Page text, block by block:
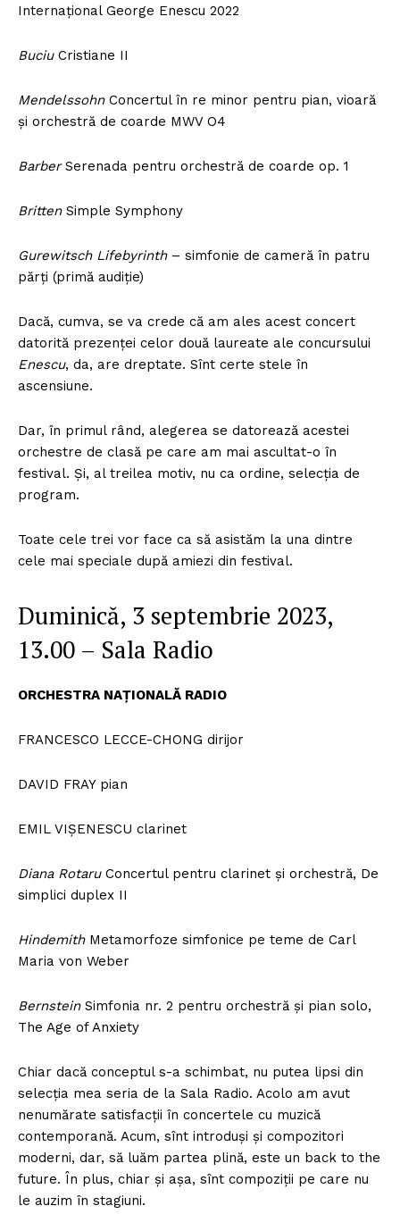
Internațional George Enescu 2022
Buciu Cristiane II
MendelssohnConcertul în re minor pentru pian, vioară
și orchestră de coarde MWV O4
BarberSerenada pentru orchestră de coarde op. 1
Britten Simple Symphony
Gurewitsch Lifebyrinth– simfonie de cameră în patru
părți (primă audiție)
Dacă, cumva, se va crede că am ales acest concert
datorită prezenței celor două laureate ale concursului
Enescu, da, are dreptate. Sînt certe stele în
ascensiune.
Dar, în primul rând, alegerea se datorează acestei
orchestre de clasă pe care am mai ascultat-o în
festival. Și, al treilea motiv, nu ca ordine, selecția de
program.
Toate cele trei vor face ca să asistăm la una dintre
cele mai speciale după amiezi din festival.
Duminică, 3 septembrie 2023,
13.00 – Sala Radio
ORCHESTRA NAȚIONALĂ RADIO
FRANCESCO LECCE-CHONG dirijor
DAVID FRAY pian
EMIL VIȘENESCU clarinet
Diana RotaruConcertul pentru clarinet și orchestră, De
simplici duplex II
HindemithMetamorfoze simfonice pe teme de Carl
Maria von Weber
BernsteinSimfonia nr. 2 pentru orchestră și pian solo,
The Age of Anxiety
Chiar dacă conceptul s-a schimbat, nu putea lipsi din
selecția mea seria de la Sala Radio. Acolo am avut
nenumărate satisfacții în concertele cu muzică
contemporană. Acum, sînt introduși și compozitori
moderni, dar, să luăm partea plină, este un back to the
future. În plus, chiar și așa, sînt compoziții pe care nu
le auzim în stagiuni.